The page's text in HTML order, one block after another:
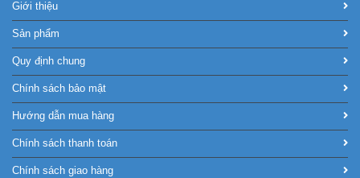
Giới thiệu
Sản phẩm
Quy định chung
Chính sách bảo mật
Hướng dẫn mua hàng
Chính sách thanh toán
Chính sách giao hàng